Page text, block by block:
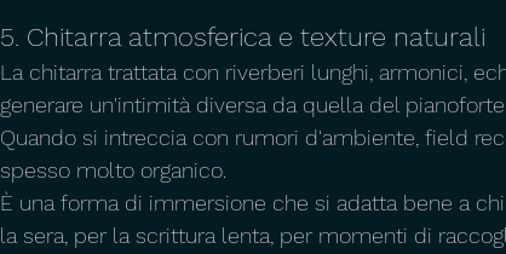
5. Chitarra atmosferica e texture naturali
La chitarra trattata con riverberi lunghi, armonici,
generare un'intimità diversa da quella del
Quando si intreccia con rumori d'ambiente, field
spesso molto organico.
È una forma di immersione che si adatta bene a
la sera, per la scrittura lenta, per momenti di